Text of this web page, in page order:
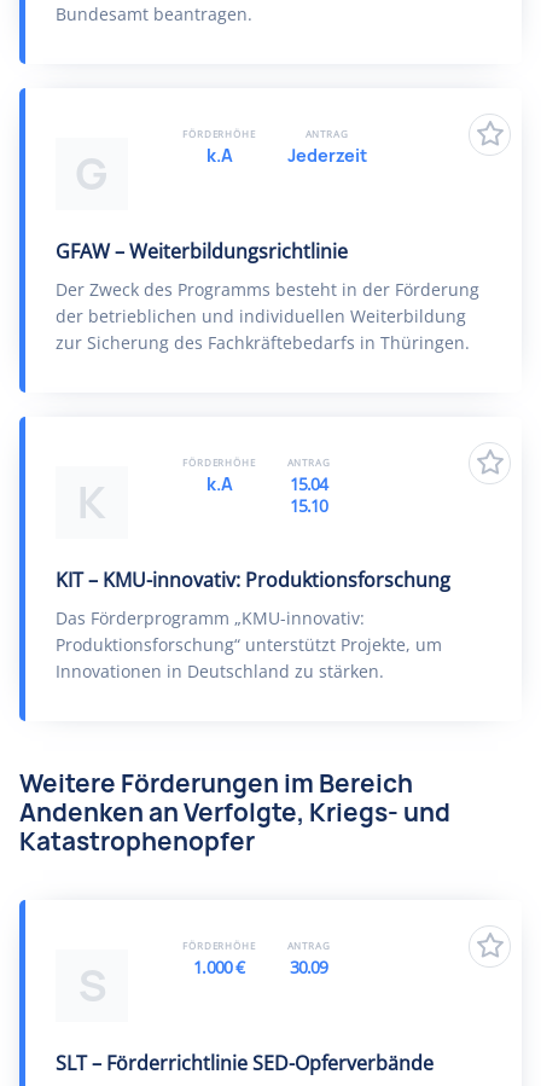
Bundesamt beantragen.
G
GFAW – Weiterbildungsrichtlinie
Der Zweck des Programms besteht in der Förderung
der betrieblichen und individuellen Weiterbildung
zur Sicherung des Fachkräftebedarfs in Thüringen.
FÖRDERHÖHE
k.A
ANTRAG
Jederzeit
K
KIT – KMU-innovativ: Produktionsforschung
Das Förderprogramm „KMU-innovativ:
Produktionsforschung“ unterstützt Projekte, um
Innovationen in Deutschland zu stärken.
FÖRDERHÖHE
k.A
ANTRAG
15.04
15.10
Weitere Förderungen im Bereich
Andenken an Verfolgte, Kriegs- und
Katastrophenopfer
S
SLT – Förderrichtlinie SED-Opferverbände
FÖRDERHÖHE
1.000 €
ANTRAG
30.09